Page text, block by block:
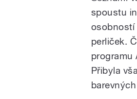
spoustu
osobností
perliček.
programu
Přibyla